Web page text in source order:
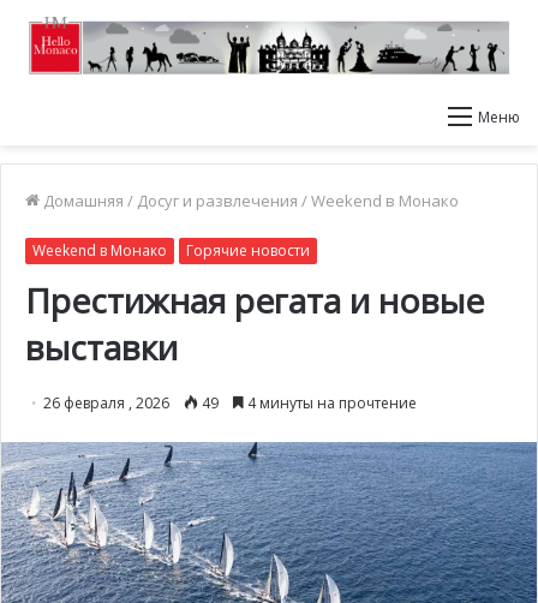
Меню
Домашняя / Досуг и развлечения /Weekend в Монако
Weekend в Монако Горячие новости
Престижная регата и новые
выставки
26 февраля , 2026 49 4 минуты на прочтение